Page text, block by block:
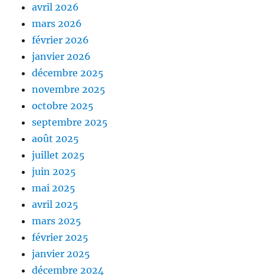
avril 2026
mars 2026
février 2026
janvier 2026
décembre 2025
novembre 2025
octobre 2025
septembre 2025
août 2025
juillet 2025
juin 2025
mai 2025
avril 2025
mars 2025
février 2025
janvier 2025
décembre 2024